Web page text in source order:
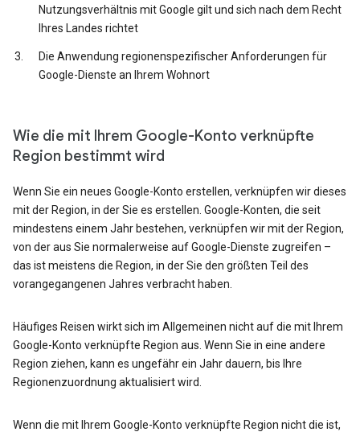
Nutzungsverhältnis mit Google gilt und sich nach dem Recht
Ihres Landes richtet
Die Anwendung regionenspezifischer Anforderungen für
Google-Dienste an Ihrem Wohnort
Wie die mit Ihrem Google-Konto verknüpfte
Region bestimmt wird
Wenn Sie ein neues Google-Konto erstellen, verknüpfen wir dieses
mit der Region, in der Sie es erstellen. Google-Konten, die seit
mindestens einem Jahr bestehen, verknüpfen wir mit der Region,
von der aus Sie normalerweise auf Google-Dienste zugreifen –
das ist meistens die Region, in der Sie den größten Teil des
vorangegangenen Jahres verbracht haben.
Häufiges Reisen wirkt sich im Allgemeinen nicht auf die mit Ihrem
Google-Konto verknüpfte Region aus. Wenn Sie in eine andere
Region ziehen, kann es ungefähr ein Jahr dauern, bis Ihre
Regionenzuordnung aktualisiert wird.
Wenn die mit Ihrem Google-Konto verknüpfte Region nicht die ist,